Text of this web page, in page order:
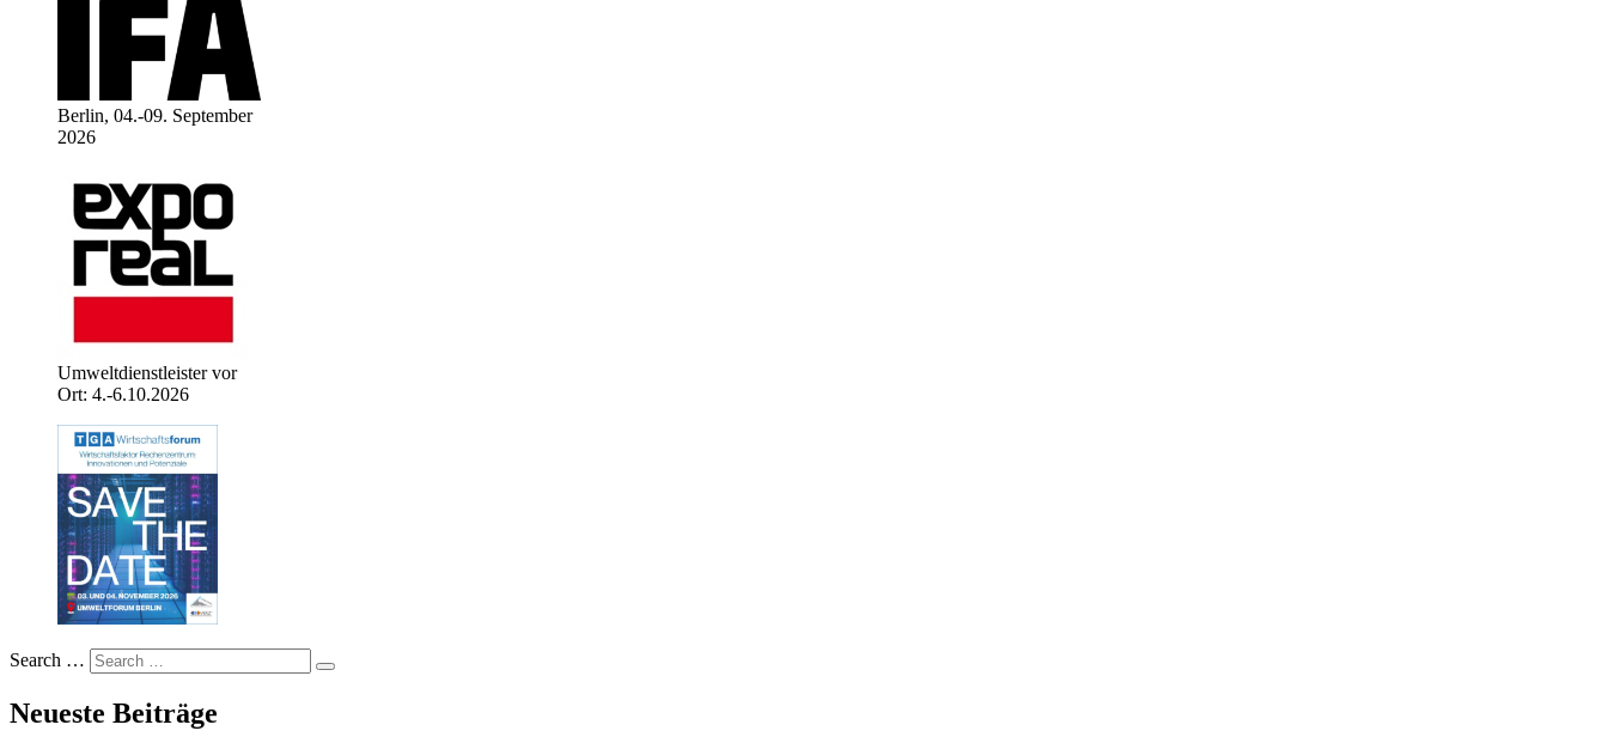
Berlin, 04.-09. September
2026
Umweltdienstleister vor
Ort: 4.-6.10.2026
Search …
Neueste Beiträge